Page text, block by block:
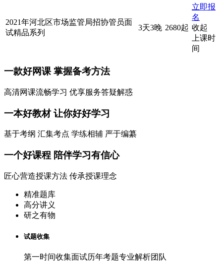
2021年河北区市场监管局招协管员面
试精品系列
3天3晚 2680起
立即报
名
收起
上课时
间
一款好网课 掌握备考方法
高清网课流畅学习 优享服务答疑解惑
一本好教材让你好好学习
基于考纲 汇集考点 学练相辅 严于编纂
一个好课程 陪伴学习有信心
匠心营造授课方法 传承授课理念
精准题库
高分讲义
研之有物
试题收集
第一时间收集面试历年考题专业解析团队